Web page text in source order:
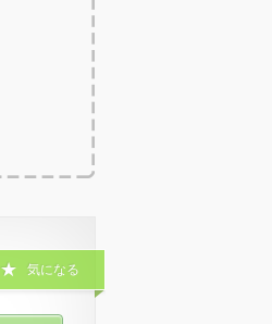
気になる